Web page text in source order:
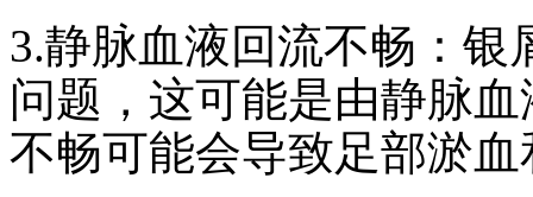
3.静脉血液回流不畅：
问题，这可能是由静脉
不畅可能会导致足部淤